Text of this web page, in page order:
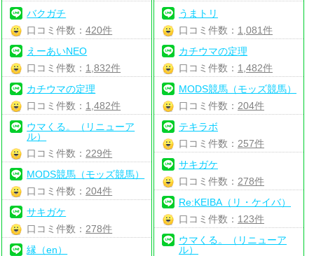
バクガチ
口コミ件数：420件
えーあいNEO
口コミ件数： 1,832件
カチウマの定理
口コミ件数： 1,482件
ウマくる。（リニューア
ル）
口コミ件数： 229件
MODS競馬（モッズ競馬）
口コミ件数： 204件
サキガケ
口コミ件数： 278件
縁（en）
うまトリ
口コミ件数： 1,081件
カチウマの定理
口コミ件数： 1,482件
MODS競馬（モッズ競馬）
口コミ件数： 204件
テキラボ
口コミ件数： 257件
サキガケ
口コミ件数： 278件
Re:KEIBA（リ・ケイバ）
口コミ件数： 123件
ウマくる。（リニューア
ル）